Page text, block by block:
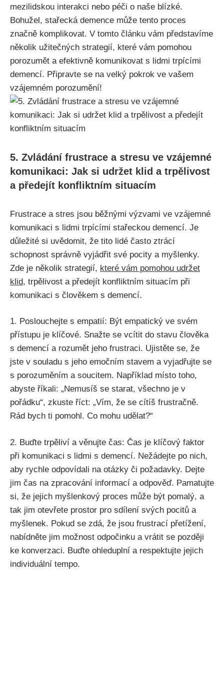
mezilidskou interakci nebo péči o naše blízké.
Bohužel, stařecká demence může tento proces
značně komplikovat. V tomto článku vám představíme
několik užitečných strategií, které vám pomohou
porozumět a efektivně komunikovat s lidmi trpícími
demencí. Připravte se na velký pokrok ve vašem
vzájemném porozumění!
5. Zvládání frustrace a stresu ve vzájemné
komunikaci: Jak si udržet klid a trpělivost
a předejít konfliktním situacím
Frustrace a stres jsou běžnými výzvami ve vzájemné
komunikaci s lidmi trpícími stařeckou demencí. Je
důležité si uvědomit, že tito lidé často ztrácí
schopnost správně vyjádřit své pocity a myšlenky.
Zde je několik strategií, které vám pomohou udržet
klid, trpělivost a předejít konfliktním situacím při
komunikaci s člověkem s demencí.
1. Poslouchejte s empatií: Být empatický ve svém
přístupu je klíčové. Snažte se vcítit do stavu člověka
s demencí a rozumět jeho frustraci. Ujistěte se, že
jste v souladu s jeho emočním stavem a vyjadřujte se
s porozuměním a soucitem. Například místo toho,
abyste říkali: „Nemusíš se starat, všechno je v
pořádku“, zkuste říct: „Vím, že se cítíš frustračně.
Rád bych ti pomohl. Co mohu udělat?“
2. Buďte trpěliví a věnujte čas: Čas je klíčový faktor
při komunikaci s lidmi s demencí. Nežádejte po nich,
aby rychle odpovídali na otázky či požadavky. Dejte
jim čas na zpracování informací a odpověď. Pamatujte
si, že jejich myšlenkový proces může být pomalý, a
tak jim otevřete prostor pro sdílení svých pocitů a
myšlenek. Pokud se zdá, že jsou frustrací přetížení,
nabídněte jim možnost odpočinku a vrátit se později
ke konverzaci. Buďte ohleduplní a respektujte jejich
individuální tempo.